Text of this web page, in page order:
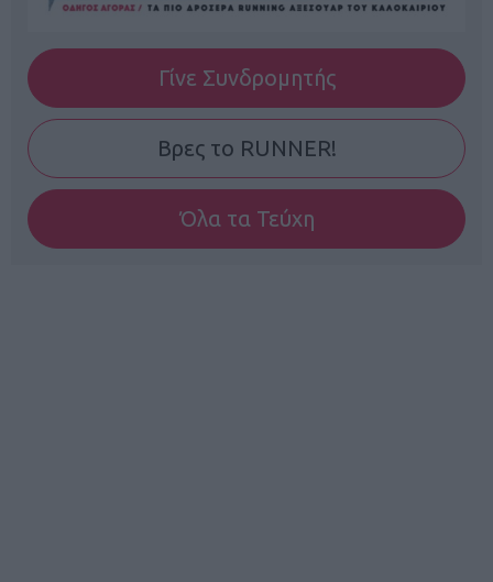
Γίνε Συνδρομητής
Βρες το RUNNER!
Όλα τα Τεύχη